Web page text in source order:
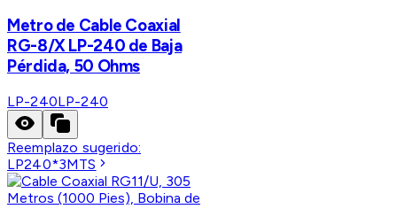
Metro de Cable Coaxial
RG-8/X LP-240 de Baja
Pérdida, 50 Ohms
LP-240LP-240
Reemplazo sugerido:
LP240*3MTS